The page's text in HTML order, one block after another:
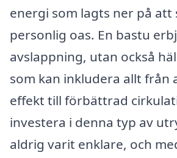
energi som lagts ner på att
personlig oas. En bastu
avslappning, utan också
som kan inkludera allt från
effekt till förbättrad
investera i denna typ av
aldrig varit enklare, och